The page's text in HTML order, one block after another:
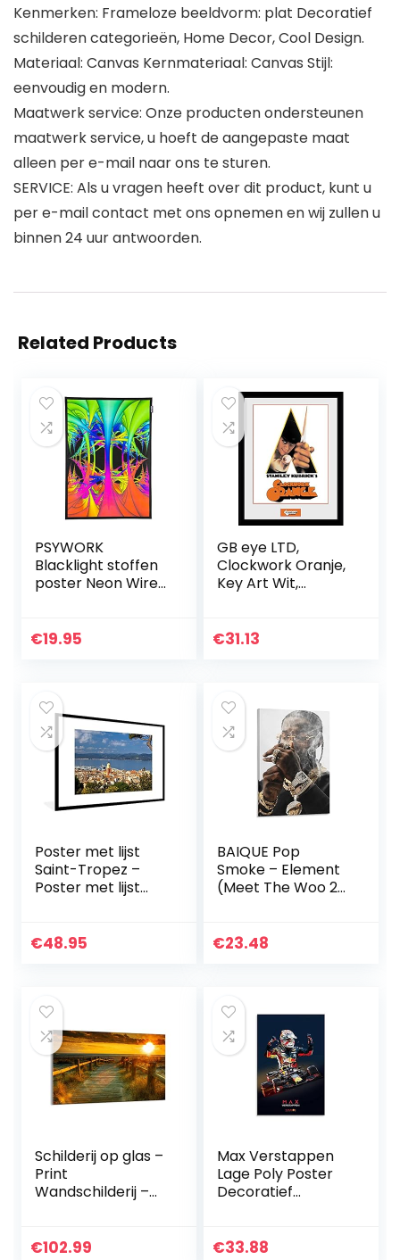
Kenmerken: Frameloze beeldvorm: plat Decoratief
schilderen categorieën, Home Decor, Cool Design.
Materiaal: Canvas Kernmateriaal: Canvas Stijl:
eenvoudig en modern.
Maatwerk service: Onze producten ondersteunen
maatwerk service, u hoeft de aangepaste maat
alleen per e-mail naar ons te sturen.
SERVICE: Als u vragen heeft over dit product, kunt u
per e-mail contact met ons opnemen en wij zullen u
binnen 24 uur antwoorden.
Related Products
PSYWORK
Blacklight stoffen
poster Neon Wired
€19.95
GB eye LTD,
Clockwork Oranje,
Key Art Wit,
Diverse,
€31.13
Poster met lijst
Saint-Tropez –
Poster met lijst
havenplaats
€48.95
BAIQUE Pop
Smoke – Element
(Meet The Woo 2)
Print Moderne
€23.48
Schilderij op glas –
Print
Wandschilderij –
120x80cm – Glass
€102.99
Max Verstappen
Lage Poly Poster
Decoratief
Woonkamer
€33.88